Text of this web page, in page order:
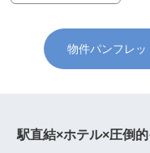
物件パンフレッ
駅直結×ホテル×圧倒